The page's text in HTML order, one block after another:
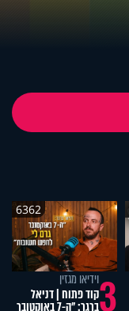
6362
3וידיאו מגזין
קוד פתוח | דניאל
ברגר: "ה-7 באוקטובר